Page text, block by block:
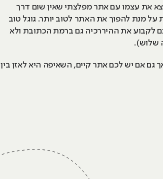
את עצמו עם אתר מפלצתי שאין שום דרך
מנת להפוך את האתר לטוב יותר. גוגל טוב
לקבוע את ההיררכיה גם ברמת הכתובת ולא
גם אם יש לכם אתר קיים, השאיפה היא לאזן בין